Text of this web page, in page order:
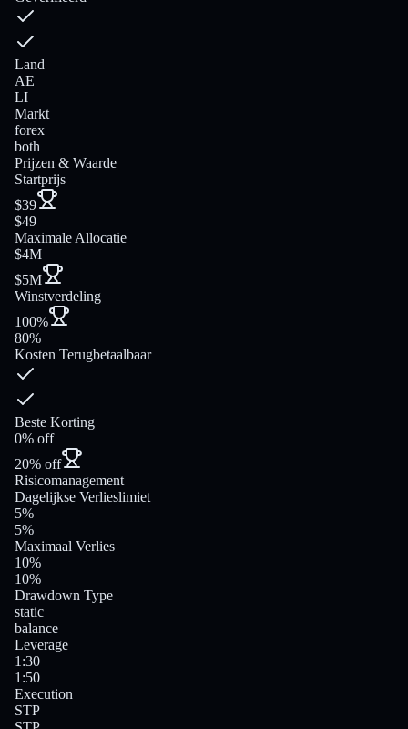
Land
AE
LI
Markt
forex
both
Prijzen & Waarde
Startprijs
$39
$49
Maximale Allocatie
$4M
$5M
Winstverdeling
100%
80%
Kosten Terugbetaalbaar
Beste Korting
0% off
20% off
Risicomanagement
Dagelijkse Verlieslimiet
5%
5%
Maximaal Verlies
10%
10%
Drawdown Type
static
balance
Leverage
1:30
1:50
Execution
STP